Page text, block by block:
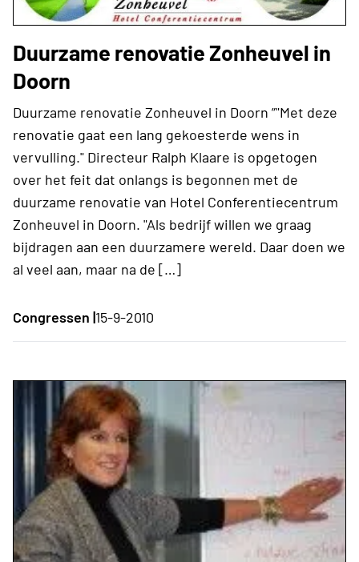
Duurzame renovatie Zonheuvel in
Doorn
Duurzame renovatie Zonheuvel in Doorn ”"Met deze
renovatie gaat een lang gekoesterde wens in
vervulling." Directeur Ralph Klaare is opgetogen
over het feit dat onlangs is begonnen met de
duurzame renovatie van Hotel Conferentiecentrum
Zonheuvel in Doorn. "Als bedrijf willen we graag
bijdragen aan een duurzamere wereld. Daar doen we
al veel aan, maar na de […]
Congressen |15-9-2010